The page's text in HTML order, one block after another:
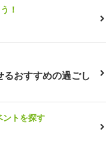
！
おすすめの過ごし
ントを探す